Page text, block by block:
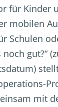
für Kinder
mobilen
Schulen
gut?“
mit